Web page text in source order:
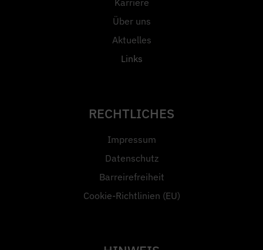
Karriere
Über uns
Aktuelles
Links
RECHTLICHES
Impressum
Datenschutz
Barreirefreiheit
Cookie-Richtlinien (EU)